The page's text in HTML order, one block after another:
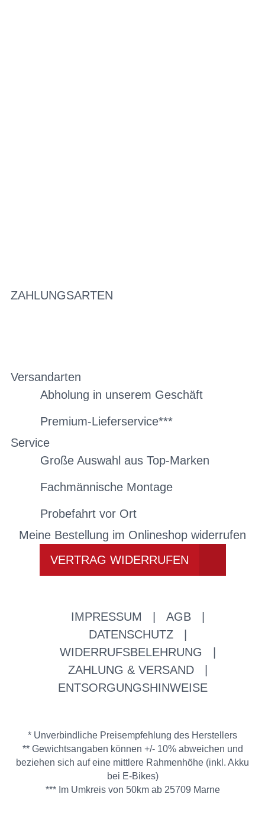
ZAHLUNGSARTEN
Versandarten
Abholung in unserem Geschäft
Premium-Lieferservice***
Service
Große Auswahl aus Top-Marken
Fachmännische Montage
Probefahrt vor Ort
Meine Bestellung im Onlineshop widerrufen
VERTRAG WIDERRUFEN
IMPRESSUM AGB
DATENSCHUTZ
WIDERRUFSBELEHRUNG
ZAHLUNG & VERSAND
ENTSORGUNGSHINWEISE
* Unverbindliche Preisempfehlung des Herstellers
** Gewichtsangaben können +/- 10% abweichen und
beziehen sich auf eine mittlere Rahmenhöhe (inkl. Akku
bei E-Bikes)
*** Im Umkreis von 50km ab 25709 Marne